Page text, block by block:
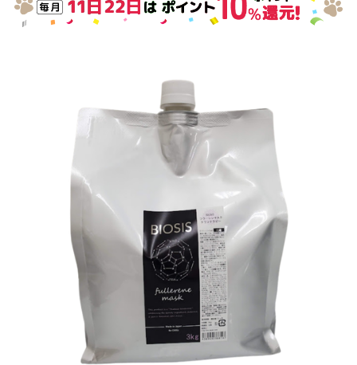
美容・ケア用品 服・おさんぽ用品
トリマーグッズ シニアサポート